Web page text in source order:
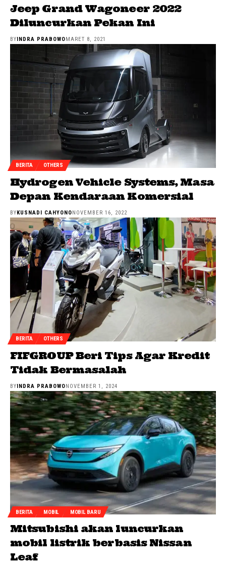
Jeep Grand Wagoneer 2022
Diluncurkan Pekan Ini
BYINDRA PRABOWOMARET 8, 2021
BERITA OTHERS
Hydrogen Vehicle Systems, Masa
Depan Kendaraan Komersial
BYKUSNADI CAHYONONOVEMBER 16, 2022
BERITA OTHERS
FIFGROUP Beri Tips Agar Kredit
Tidak Bermasalah
BYINDRA PRABOWONOVEMBER 1, 2024
BERITA MOBIL MOBIL BARU
Mitsubishi akan luncurkan
mobil listrik berbasis Nissan
Leaf